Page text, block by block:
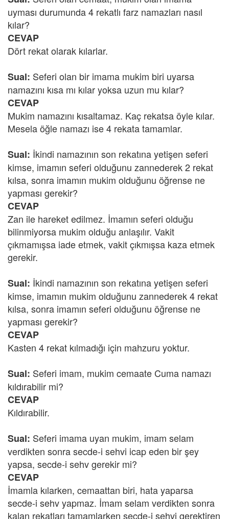
uyması durumunda 4 rekatlı farz namazları nasıl
kılar?
CEVAP
Dört rekat olarak kılarlar.
Sual: Seferi olan bir imama mukim biri uyarsa
namazını kısa mı kılar yoksa uzun mu kılar?
CEVAP
Mukim namazını kısaltamaz. Kaç rekatsa öyle kılar.
Mesela öğle namazı ise 4 rekata tamamlar.
Sual: İkindi namazının son rekatına yetişen seferi
kimse, imamın seferi olduğunu zannederek 2 rekat
kılsa, sonra imamın mukim olduğunu öğrense ne
yapması gerekir?
CEVAP
Zan ile hareket edilmez. İmamın seferi olduğu
bilinmiyorsa mukim olduğu anlaşılır. Vakit
çıkmamışsa iade etmek, vakit çıkmışsa kaza etmek
gerekir.
Sual: İkindi namazının son rekatına yetişen seferi
kimse, imamın mukim olduğunu zannederek 4 rekat
kılsa, sonra imamın seferi olduğunu öğrense ne
yapması gerekir?
CEVAP
Kasten 4 rekat kılmadığı için mahzuru yoktur.
Sual: Seferi imam, mukim cemaate Cuma namazı
kıldırabilir mi?
CEVAP
Kıldırabilir.
Sual: Seferi imama uyan mukim, imam selam
verdikten sonra secde-i sehvi icap eden bir şey
yapsa, secde-i sehv gerekir mi?
CEVAP
İmamla kılarken, cemaattan biri, hata yaparsa
secde-i sehv yapmaz. İmam selam verdikten sonra
kalan rekatları tamamlarken secde-i sehvi gerektiren